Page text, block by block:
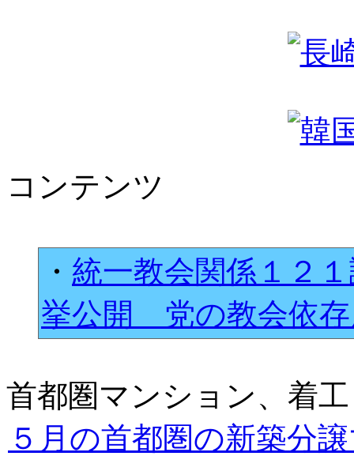
コンテンツ
・ 統一教会関係１２
挙公開 党の教会依
首都圏マンション、着
５月の首都圏の新築分